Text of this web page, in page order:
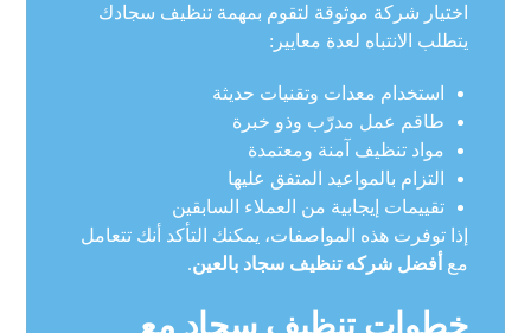
اختيار شركة موثوقة لتقوم بمهمة تنظيف سجادك
يتطلب الانتباه لعدة معايير:
استخدام معدات وتقنيات حديثة
طاقم عمل مدرّب وذو خبرة
مواد تنظيف آمنة ومعتمدة
التزام بالمواعيد المتفق عليها
تقييمات إيجابية من العملاء السابقين
إذا توفرت هذه المواصفات، يمكنك التأكد أنك تتعامل
مع أفضل شركه تنظيف سجاد بالعين.
خطوات تنظيف سجاد مع